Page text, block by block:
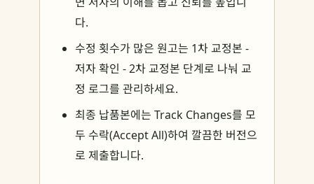
다.
수정 횟수가 많은 원고는 1차 교정본 -
저자 확인 - 2차 교정본 단계로 나눠 교
정 로그를 관리하세요.
최종 납품본에는 Track Changes를 모
두 수락(Accept All)하여 깔끔한 버전으
로 제출합니다.